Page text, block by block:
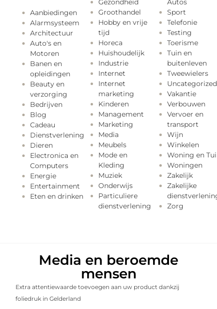
Aanbiedingen
Alarmsysteem
Architectuur
Auto's en
Motoren
Banen en
opleidingen
Beauty en
verzorging
Bedrijven
Blog
Cadeau
Dienstverlening
Dieren
Electronica en
Computers
Energie
Entertainment
Eten en drinken
Gezondheid
Groothandel
Hobby en vrije
tijd
Horeca
Huishoudelijk
Industrie
Internet
Internet
marketing
Kinderen
Management
Marketing
Media
Meubels
Mode en
Kleding
Muziek
Onderwijs
Particuliere
dienstverlening
Autos
Sport
Telefonie
Testing
Toerisme
Tuin en
buitenleven
Tweewielers
Uncategorized
Vakantie
Verbouwen
Vervoer en
transport
Wijn
Winkelen
Woning en
Woningen
Zakelijk
Zakelijke
Zorg
Media en beroemde
mensen
Extra attentiewaarde toevoegen aan uw product dankzij
foliedruk in Gelderland